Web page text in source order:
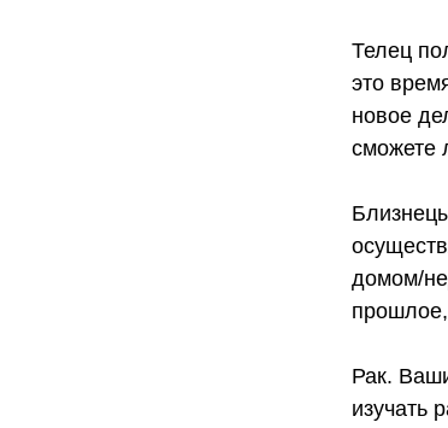
Телец
это
новое
сможете
домом/
Рак.
изучать